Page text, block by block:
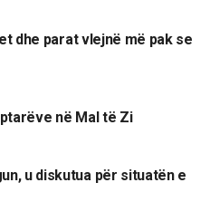
dhe parat vlejnë më pak se
në Mal të Zi
u diskutua për situatën e